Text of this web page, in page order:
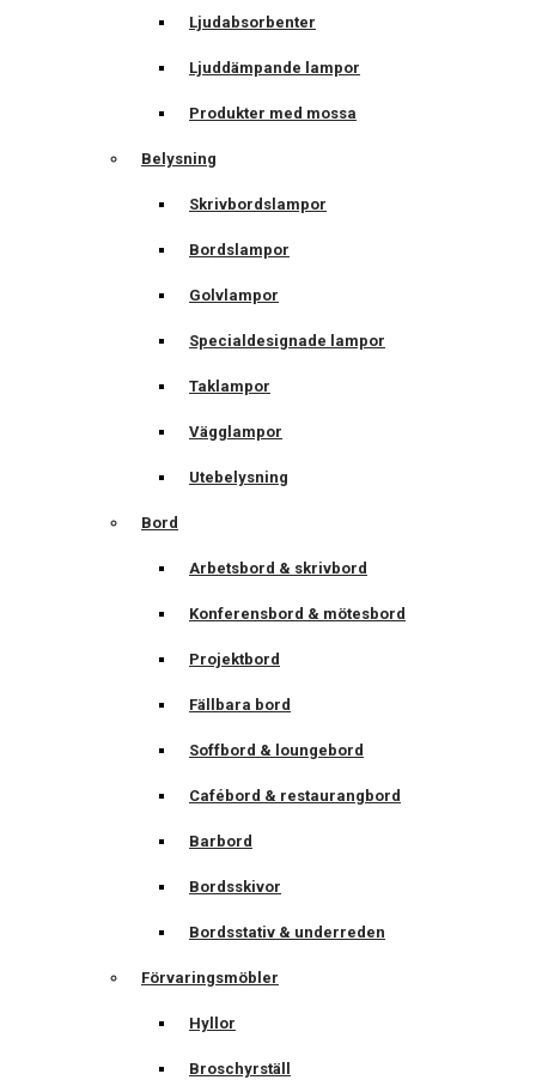
Ljudabsorbenter
Ljuddämpande lampor
Produkter med mossa
Belysning
Skrivbordslampor
Bordslampor
Golvlampor
Specialdesignade lampor
Taklampor
Vägglampor
Utebelysning
Bord
Arbetsbord & skrivbord
Konferensbord & mötesbord
Projektbord
Fällbara bord
Soffbord & loungebord
Cafébord & restaurangbord
Barbord
Bordsskivor
Bordsstativ & underreden
Förvaringsmöbler
Hyllor
Broschyrställ